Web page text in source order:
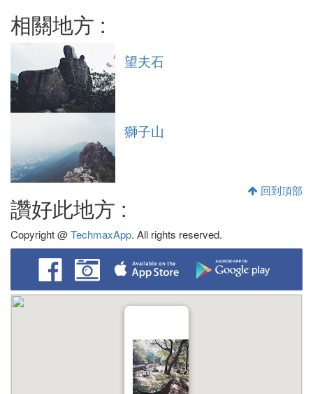
相關地方 :
望夫石
獅子山
回到頂部
讚好此地方 :
Copyright @TechmaxApp. All rights reserved.